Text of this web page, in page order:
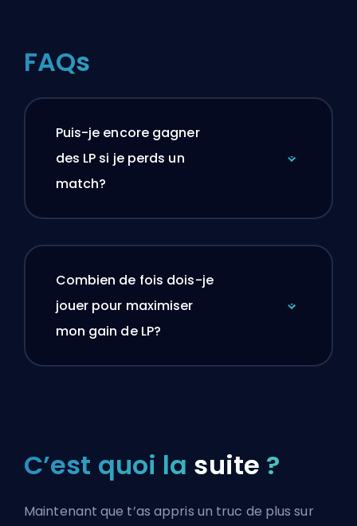
FAQs
Puis-je encore gagner
des LP si je perds un
match?
Combien de fois dois-je
jouer pour maximiser
mon gain de LP?
C’est quoi la suite ?
Maintenant que t’as appris un truc de plus sur